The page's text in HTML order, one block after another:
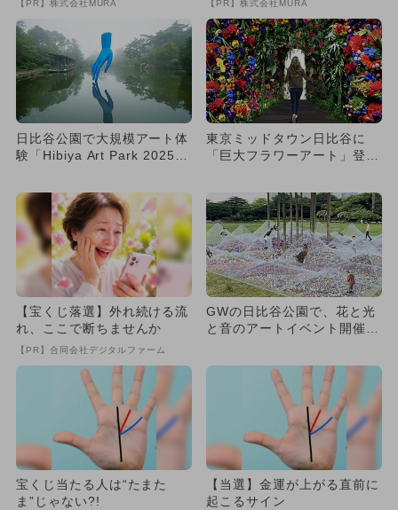
【PR】株式会社MURA 【PR】株式会社MURA
日比谷公園で大規模アート体
験「Hibiya Art Park 2025」
東京ミッドタウン日比谷に
「巨大フラワーアート」登
【宝くじ落選】外れ続ける流
れ、ここで断ちませんか
【PR】合同会社デジタルファーム
GWの日比谷公園で、花と光
と音のアートイベント開催
宝くじ当たる人は“たまた
ま”じゃない?!
【当選】金運が上がる直前に
起こるサイン